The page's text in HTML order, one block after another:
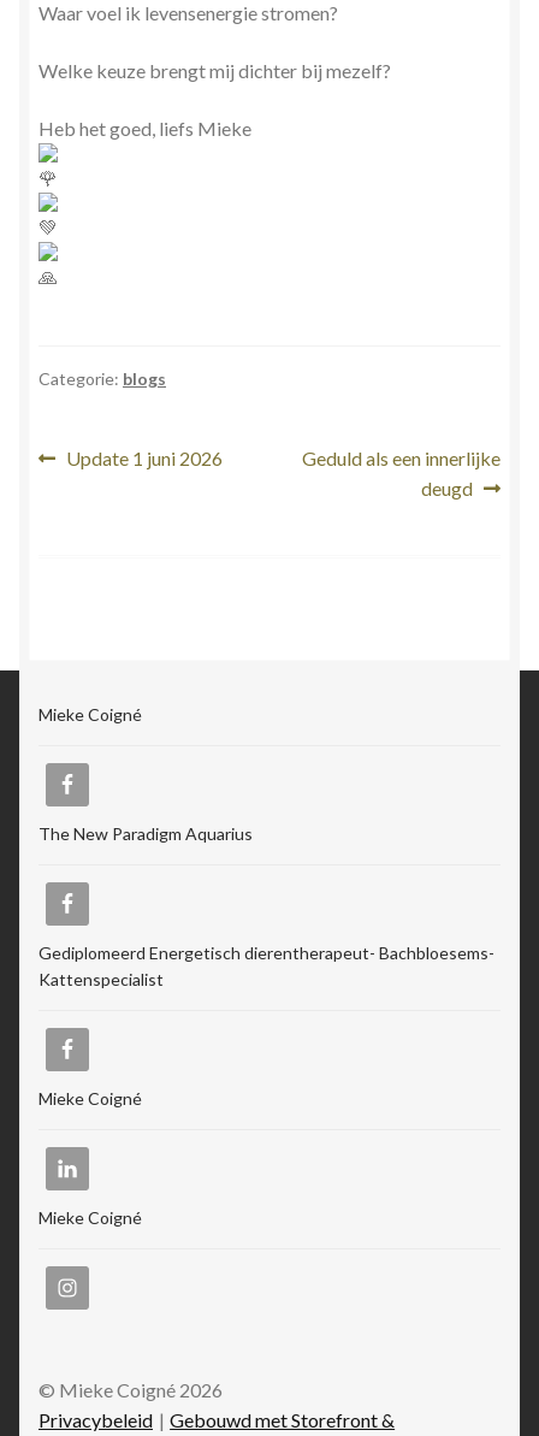
Waar voel ik levensenergie stromen?
Welke keuze brengt mij dichter bij mezelf?
Heb het goed, liefs Mieke
Categorie: blogs
Bericht
Vorig
Update 1 juni 2026
Volgend
Geduld als een innerlijke
deugd
Mieke Coigné
The New Paradigm Aquarius
Gediplomeerd Energetisch dierentherapeut- Bachbloesems-
Kattenspecialist
Mieke Coigné
Mieke Coigné
© Mieke Coigné 2026
Privacybeleid
Gebouwd met Storefront &